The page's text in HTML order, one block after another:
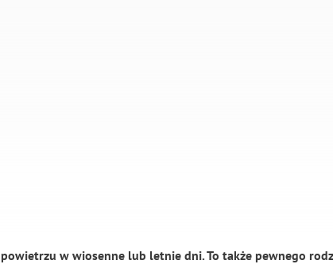
w wiosenne lub letnie dni. To także pewnego